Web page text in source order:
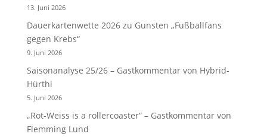
13. Juni 2026
Dauerkartenwette 2026 zu Gunsten „Fußballfans
gegen Krebs“
9. Juni 2026
Saisonanalyse 25/26 – Gastkommentar von Hybrid-
Hürthi
5. Juni 2026
„Rot-Weiss is a rollercoaster“ – Gastkommentar von
Flemming Lund